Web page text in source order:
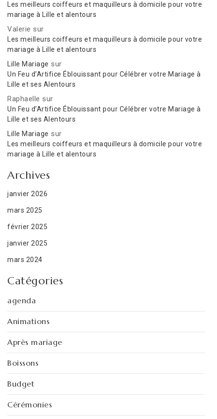
Les meilleurs coiffeurs et maquilleurs à domicile pour votre
mariage à Lille et alentours
Valerie sur
Les meilleurs coiffeurs et maquilleurs à domicile pour votre
mariage à Lille et alentours
Lille Mariage sur
Un Feu d’Artifice Éblouissant pour Célébrer votre Mariage à
Lille et ses Alentours
Raphaelle sur
Un Feu d’Artifice Éblouissant pour Célébrer votre Mariage à
Lille et ses Alentours
Lille Mariage sur
Les meilleurs coiffeurs et maquilleurs à domicile pour votre
mariage à Lille et alentours
Archives
janvier 2026
mars 2025
février 2025
janvier 2025
mars 2024
Catégories
agenda
Animations
Après mariage
Boissons
Budget
Cérémonies